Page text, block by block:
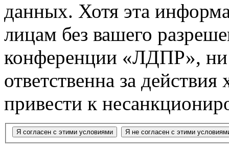
данных. Хотя эта
лицам без вашего
конференции «ЛДПР»,
ответственна за
привести к